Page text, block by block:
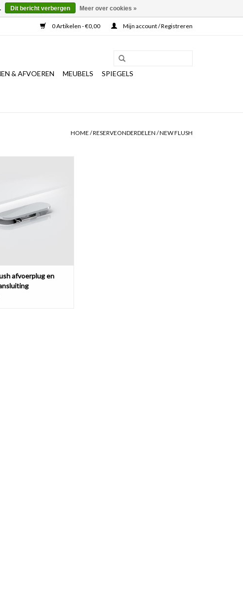
0 Artikelen - €0,00 Mijn account / Registreren
& AFVOEREN MEUBELS
SPIEGELS
HOME /RESERVEONDERDELEN /NEW FLUSH
afvoerplug en
Dit bericht verbergen Meer over cookies »